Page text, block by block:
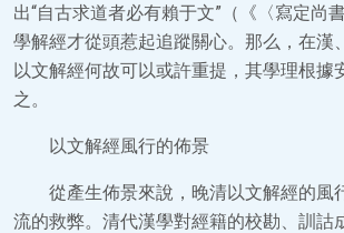
出“自古求道者必有賴于文”（《〈寫定尚
學解經才從頭惹起追蹤關心。那么，在漢
以文解經何故可以或許重提，其學理根據
之。
以文解經風行的佈景
從產生佈景來說，晚清以文解經的風
流的救弊。清代漢學對經籍的校勘、訓詁